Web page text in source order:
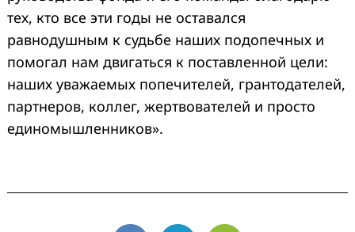
тех, кто все эти годы не оставался
равнодушным к судьбе наших подопечных и
помогал нам двигаться к поставленной цели:
наших уважаемых попечителей, грантодателей,
партнеров, коллег, жертвователей и просто
единомышленников».